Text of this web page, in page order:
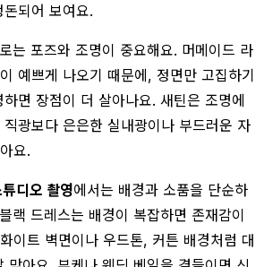
되어 보여요.
는 포즈와 조명이 중요해요. 머메이드 라
예쁘게 나오기 때문에, 정면만 고집하기
면 장점이 더 살아나요. 새틴은 조명에
광보다 은은한 실내광이나 부드러운 자
요.
디오 촬영에서는 배경과 소품을 단순하
랙 드레스는 배경이 복잡하면 존재감이
이트 벽면이나 우드톤, 커튼 배경처럼 대